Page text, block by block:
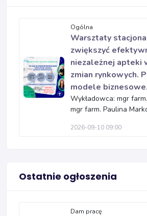
Ogólna
Warsztaty
zwiększyć
niezależnej apteki
zmian rynkowych.
modele biznesowe.
Wykładowca: mgr
mgr farm. Paulina
2026-09-10 09:00
Ostatnie ogłoszenia
Dam pracę